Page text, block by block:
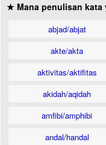
★ Mana penulisan kata
abjad/abjat
akte/akta
aktivitas/aktifitas
akidah/aqidah
amfibi/amphibi
andal/handal